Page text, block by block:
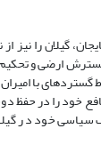
گیلان را نیز
ارضی و
با
خود در